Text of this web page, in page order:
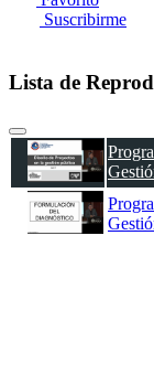
Suscribirme
Lista de